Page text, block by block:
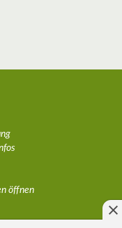
öffnen